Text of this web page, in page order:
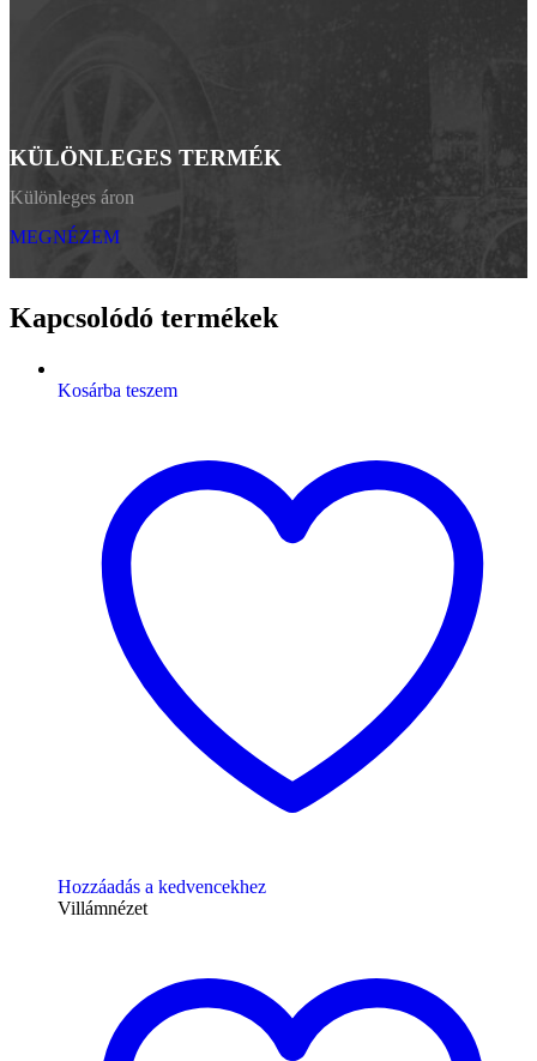
KÜLÖNLEGES TERMÉK
Különleges áron
MEGNÉZEM
Kapcsolódó termékek
Kosárba teszem
Hozzáadás a kedvencekhez
Villámnézet